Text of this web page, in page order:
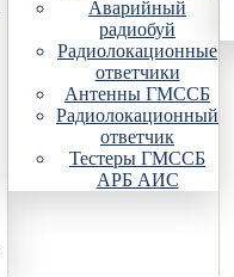
Аварийный
радиобуй
Радиолокационные
ответчики
Антенны ГМССБ
Радиолокационный
ответчик
Тестеры ГМССБ
АРБ АИС